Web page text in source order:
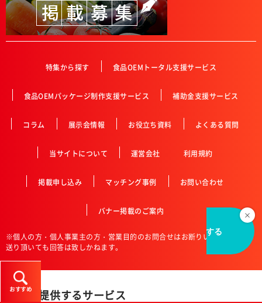
おすすめ
特集から探す 食品OEMトータル支援サービス
食品OEMパッケージ制作支援サービス 補助金支援サービス
コラム 展示会情報 お役立ち資料 よくある質問
当サイトについて 運営会社 利用規約
掲載申し込み マッチング事例 お問い合わせ
バナー掲載のご案内
※個人の方・個人事業主の方・営業目的のお問合せはお断りいたします。お
送り頂いても回答は致しかねます。
丸信の提供するサービス